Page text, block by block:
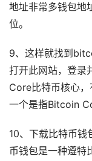
地址非常多钱包地
位。
9、这样就找到
打开此网站，登
Core比特币核心
一个是指Bitcoin
10、下载比特币钱
币钱包是一种遵特